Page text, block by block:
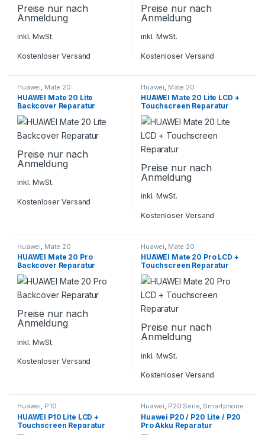
Preise nur nach
Anmeldung
inkl. MwSt.
Kostenloser Versand
Preise nur nach
Anmeldung
inkl. MwSt.
Kostenloser Versand
Huawei Mate 20
HUAWEI Mate 20 Lite
Backcover Reparatur
Preise nur nach
Anmeldung
inkl. MwSt.
Kostenloser Versand
Huawei Mate 20
HUAWEI Mate 20 Lite LCD +
Touchscreen Reparatur
Preise nur nach
Anmeldung
inkl. MwSt.
Kostenloser Versand
Huawei Mate 20
HUAWEI Mate 20 Pro
Backcover Reparatur
Preise nur nach
Anmeldung
inkl. MwSt.
Kostenloser Versand
Huawei Mate 20
HUAWEI Mate 20 Pro LCD +
Touchscreen Reparatur
Preise nur nach
Anmeldung
inkl. MwSt.
Kostenloser Versand
Huawei P10
HUAWEI P10 Lite LCD +
Touchscreen Reparatur
Huawei P20 Serie Smartphone
Reparatur
Huawei P20 / P20 Lite / P20
Pro Akku Reparatur